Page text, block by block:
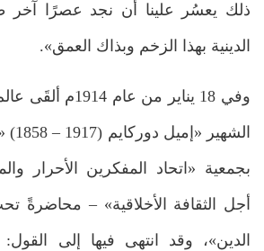
ذلك يعسُر علينا أن نجد عصرًا آخر
الدينية بهذا الزخم وبذاك العمق».
وفي 18 يناير من
بجمعية «اتحاد المفكرين الأحرار
أجل الثقافة الأخلاقية» – محاضرةً
الدين»، وقد انتهى فيها إلى القول: